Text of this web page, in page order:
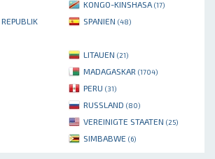
KONGO-KINSHASA (17)
SPANIEN (48)
LITAUEN (21)
MADAGASKAR (1704)
PERU (31)
RUSSLAND (80)
VEREINIGTE STAATEN (25)
SIMBABWE (6)